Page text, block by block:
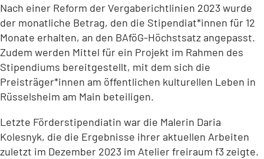
Nach einer Reform der Vergaberichtlinien 2023 wurde
der monatliche Betrag, den die Stipendiat*innen für 12
Monate erhalten, an den BAföG-Höchstsatz angepasst.
Zudem werden Mittel für ein Projekt im Rahmen des
Stipendiums bereitgestellt, mit dem sich die
Preisträger*innen am öffentlichen kulturellen Leben in
Rüsselsheim am Main beteiligen.
Letzte Förderstipendiatin war die Malerin Daria
Kolesnyk, die die Ergebnisse ihrer aktuellen Arbeiten
zuletzt im Dezember 2023 im Atelier freiraum f3 zeigte.